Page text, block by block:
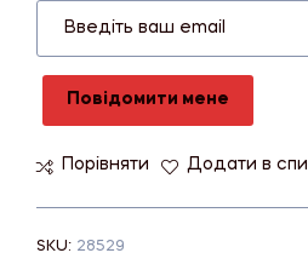
Повідомити мене
Порівняти Додати в
SKU: 28529